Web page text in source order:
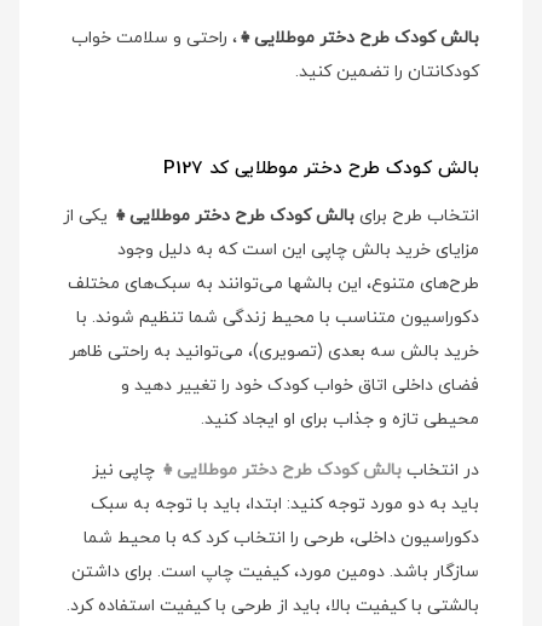
بالش کودک طرح دختر موطلایی👧، راحتی و سلامت خواب
کودکانتان را تضمین کنید.
بالش کودک طرح دختر موطلایی کد P127
انتخاب طرح برای بالش کودک طرح دختر موطلایی👧 یکی از
مزایای خرید بالش چاپی این است که به دلیل وجود
طرح‌های متنوع، این بالشها می‌توانند به سبک‌های مختلف
دکوراسیون متناسب با محیط زندگی شما تنظیم شوند. با
خرید بالش سه بعدی (تصویری)، می‌توانید به راحتی ظاهر
فضای داخلی اتاق خواب کودک خود را تغییر دهید و
محیطی تازه و جذاب برای او ایجاد کنید.
در انتخاب بالش کودک طرح دختر موطلایی👧 چاپی نیز
باید به دو مورد توجه کنید: ابتدا، باید با توجه به سبک
دکوراسیون داخلی، طرحی را انتخاب کرد که با محیط شما
سازگار باشد. دومین مورد، کیفیت چاپ است. برای داشتن
بالشتی با کیفیت بالا، باید از طرحی با کیفیت استفاده کرد.